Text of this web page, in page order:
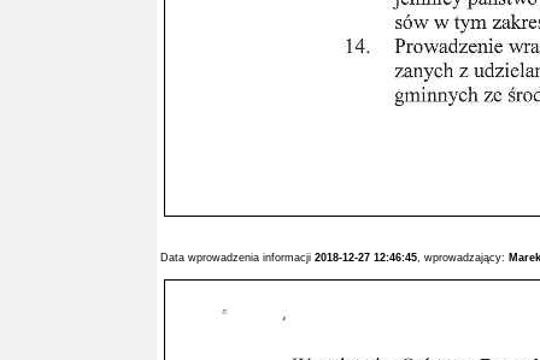
Data wprowadzenia informacji 2018-12-27 12:46:45, wprowadzający: